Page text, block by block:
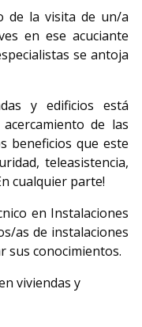
de la visita de un/a
en ese acuciante
se antoja
y edificios está
de las
beneficios que este
teleasistencia,
cualquier parte!
en Instalaciones
as de instalaciones
sus conocimientos.
viviendas y